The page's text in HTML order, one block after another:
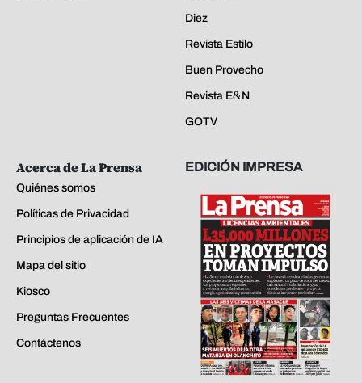
Diez
Revista Estilo
Buen Provecho
Revista E&N
GOTV
Acerca de La Prensa
Quiénes somos
Políticas de Privacidad
Principios de aplicación de IA
Mapa del sitio
Kiosco
Preguntas Frecuentes
Contáctenos
EDICIÓN IMPRESA